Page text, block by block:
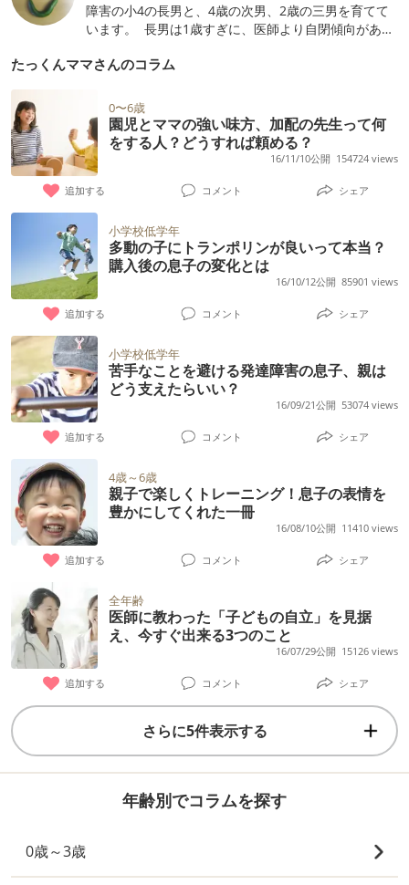
障害の小4の長男と、4歳の次男、2歳の三男を育てて
います。 長男は1歳すぎに、医師より自閉傾向がある
の息子が、自閉症の疑いがあると自分で感じて、そし
っかりとした穴に落ちた気分で暫く落ち込みました。
成長に関して、同年齢の子どもと比べず、去年の息子
と比べるようになってから、前向きになれました。
今はゆっくりな息子の成長を味わっています。私の経
験がお役に立てれば嬉しいです。
たっくんママさんのコラム
0〜6歳
園児とママの強い味方、加配の先生って何
をする人？どうすれば頼める？
16/11/10公開 154724 views
追加する コメント シェア
小学校低学年
多動の子にトランポリンが良いって本当？
購入後の息子の変化とは
16/10/12公開 85901 views
追加する コメント シェア
小学校低学年
苦手なことを避ける発達障害の息子、親は
どう支えたらいい？
16/09/21公開 53074 views
追加する コメント シェア
4歳～6歳
親子で楽しくトレーニング！息子の表情を
豊かにしてくれた一冊
16/08/10公開 11410 views
追加する コメント シェア
全年齢
医師に教わった「子どもの自立」を見据
え、今すぐ出来る3つのこと
16/07/29公開 15126 views
追加する コメント シェア
さらに5件表示する
年齢別でコラムを探す
0歳～3歳